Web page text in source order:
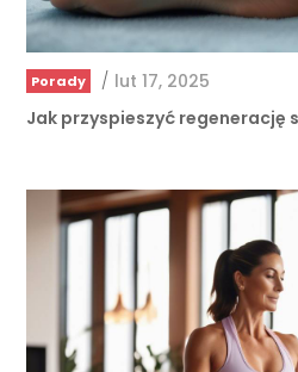
Porady / lut 17, 2025
Jak przyspieszyć regenerację